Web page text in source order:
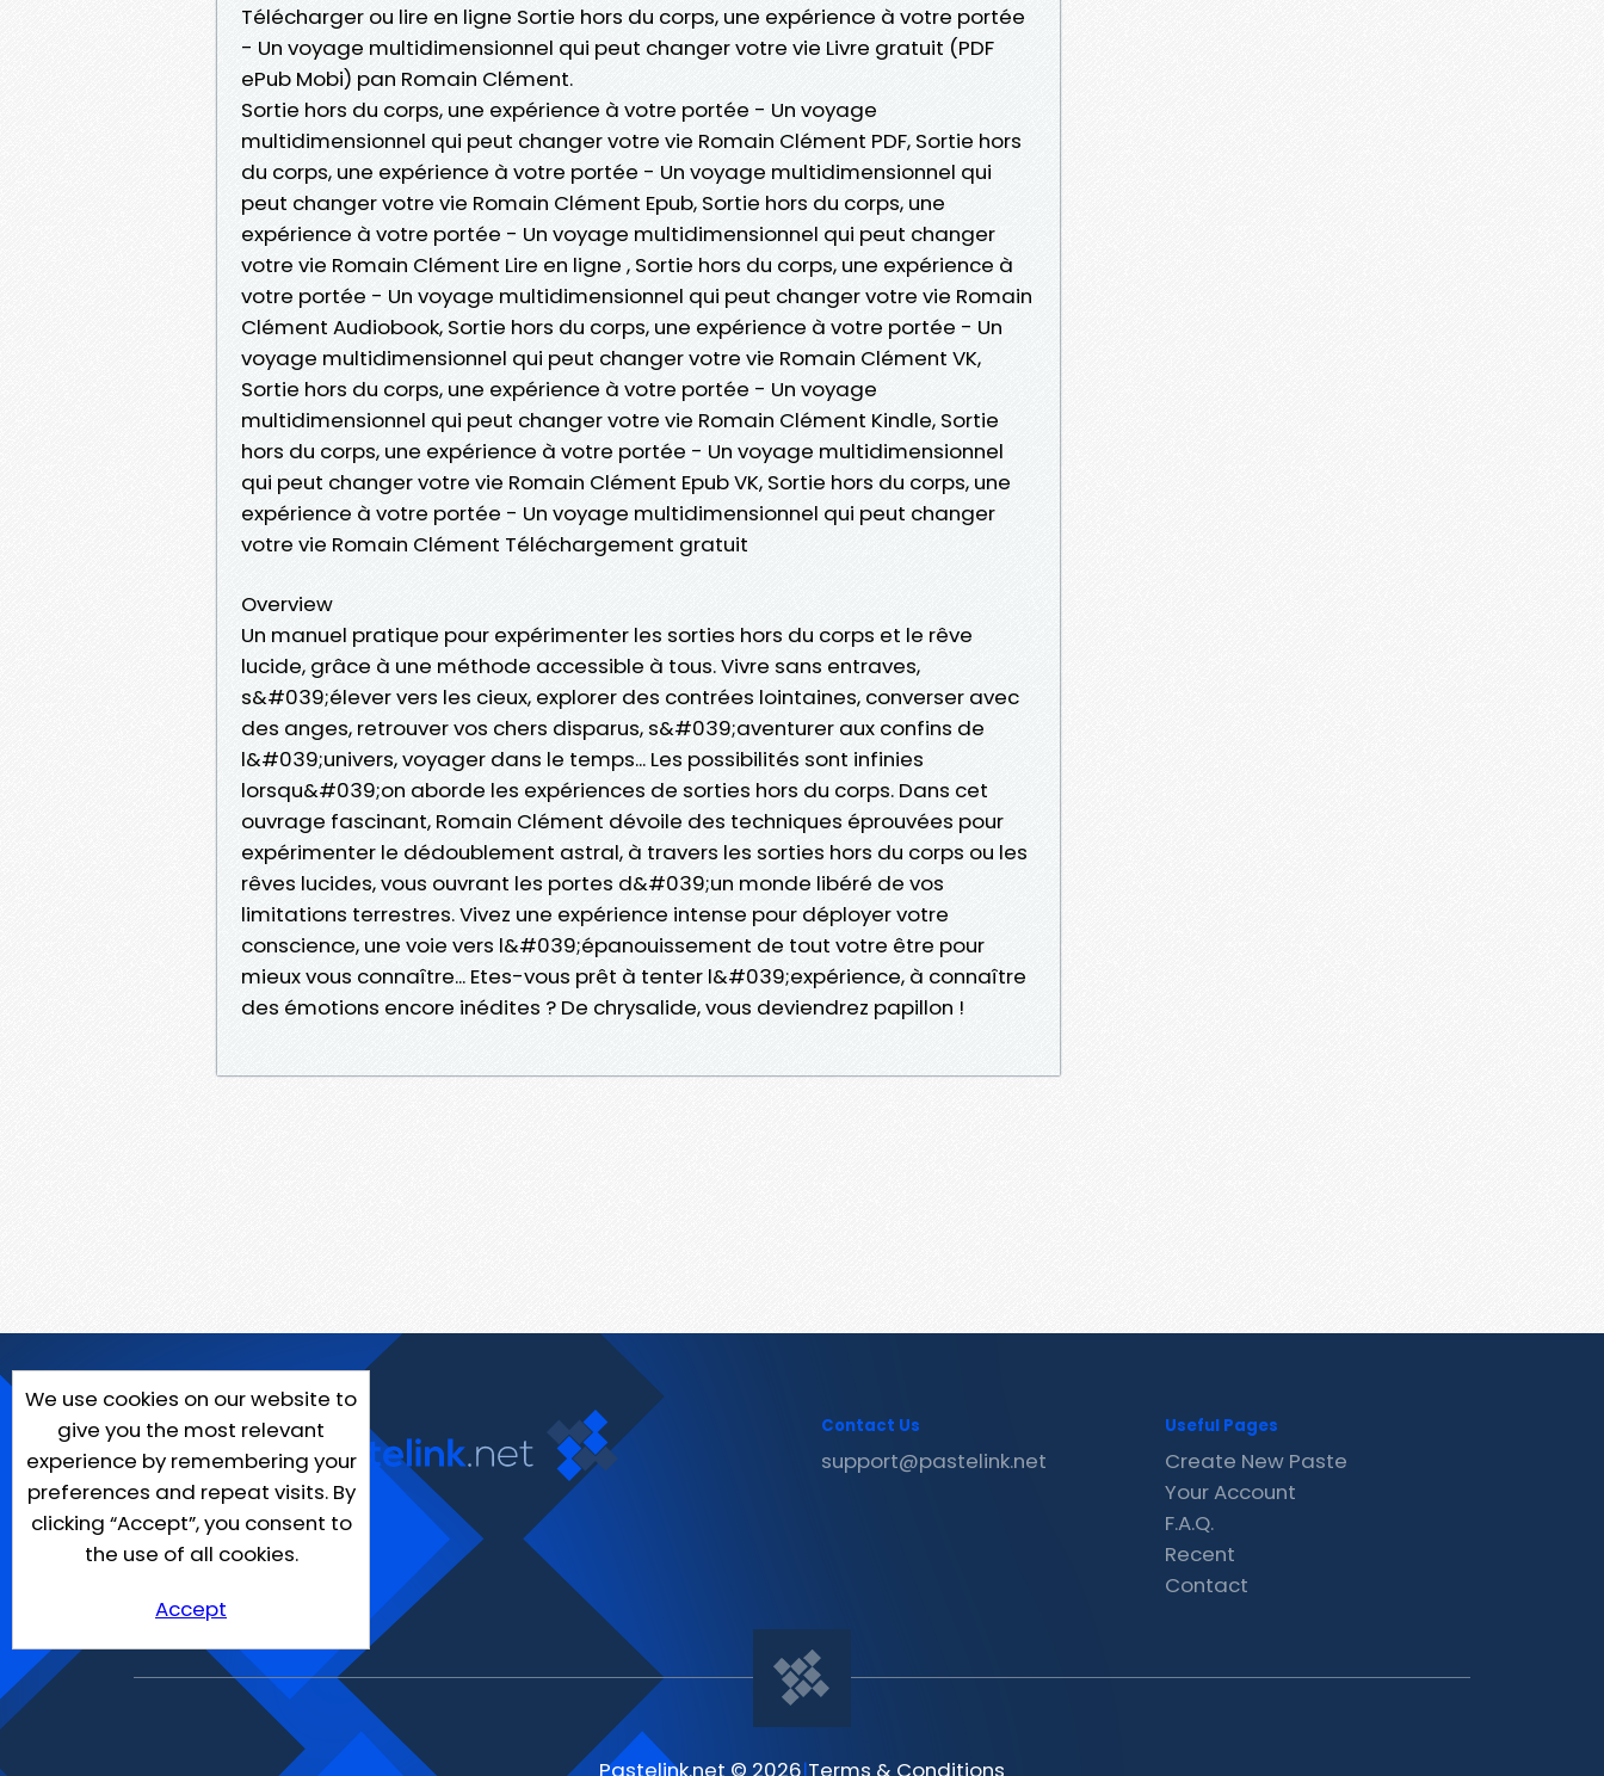
Télécharger ou lire en ligne Sortie hors du corps, une expérience à votre portée
- Un voyage multidimensionnel qui peut changer votre vie Livre gratuit (PDF
ePub Mobi) pan Romain Clément.
Sortie hors du corps, une expérience à votre portée - Un voyage
multidimensionnel qui peut changer votre vie Romain Clément PDF, Sortie hors
du corps, une expérience à votre portée - Un voyage multidimensionnel qui
peut changer votre vie Romain Clément Epub, Sortie hors du corps, une
expérience à votre portée - Un voyage multidimensionnel qui peut changer
votre vie Romain Clément Lire en ligne , Sortie hors du corps, une expérience à
votre portée - Un voyage multidimensionnel qui peut changer votre vie Romain
Clément Audiobook, Sortie hors du corps, une expérience à votre portée - Un
voyage multidimensionnel qui peut changer votre vie Romain Clément VK,
Sortie hors du corps, une expérience à votre portée - Un voyage
multidimensionnel qui peut changer votre vie Romain Clément Kindle, Sortie
hors du corps, une expérience à votre portée - Un voyage multidimensionnel
qui peut changer votre vie Romain Clément Epub VK, Sortie hors du corps, une
expérience à votre portée - Un voyage multidimensionnel qui peut changer
votre vie Romain Clément Téléchargement gratuit
Overview
Un manuel pratique pour expérimenter les sorties hors du corps et le rêve
lucide, grâce à une méthode accessible à tous. Vivre sans entraves,
s&#039;élever vers les cieux, explorer des contrées lointaines, converser avec
des anges, retrouver vos chers disparus, s&#039;aventurer aux confins de
l&#039;univers, voyager dans le temps... Les possibilités sont infinies
lorsqu&#039;on aborde les expériences de sorties hors du corps. Dans cet
ouvrage fascinant, Romain Clément dévoile des techniques éprouvées pour
expérimenter le dédoublement astral, à travers les sorties hors du corps ou les
rêves lucides, vous ouvrant les portes d&#039;un monde libéré de vos
limitations terrestres. Vivez une expérience intense pour déployer votre
conscience, une voie vers l&#039;épanouissement de tout votre être pour
mieux vous connaître... Etes-vous prêt à tenter l&#039;expérience, à connaître
des émotions encore inédites ? De chrysalide, vous deviendrez papillon !
We use cookies on our website to
give you the most relevant
experience by remembering your
preferences and repeat visits. By
clicking “Accept”, you consent to
the use of all cookies.
Accept
Contact Us
support@pastelink.net
Useful Pages
Create New Paste
Your Account
F.A.Q.
Recent
Contact
Pastelink.net © 2026|Terms & Conditions